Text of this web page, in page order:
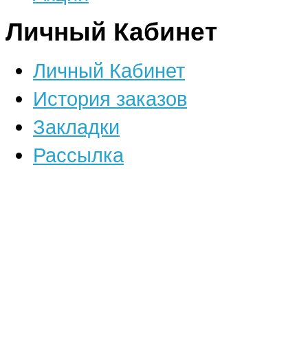
Личный Кабинет
Личный Кабинет
История заказов
Закладки
Рассылка